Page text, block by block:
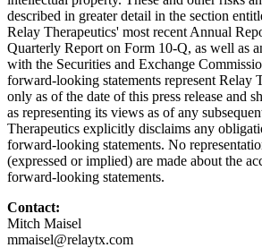
described in greater detail in the section
Relay Therapeutics' most recent Annual
Quarterly Report on Form 10-Q, as well as
with the Securities and Exchange
forward-looking statements represent Relay
only as of the date of this press release and
as representing its views as of any
Therapeutics explicitly disclaims any
forward-looking statements. No
(expressed or implied) are made about the
forward-looking statements.
Contact:
Mitch Maisel
mmaisel@relaytx.com